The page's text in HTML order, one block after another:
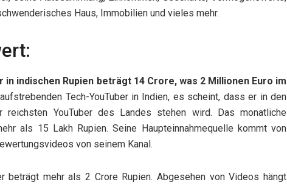
Haus, Immobilien und vieles mehr.
indischen Rupien beträgt 14 Crore, was 2 Millionen Euro im
Tech-YouTuber in Indien, es scheint, dass er in den
YouTuber des Landes stehen wird. Das monatliche
als 15 Lakh Rupien. Seine Haupteinnahmequelle kommt von
von seinem Kanal.
beträgt mehr als 2 Crore Rupien. Abgesehen von Videos hängt